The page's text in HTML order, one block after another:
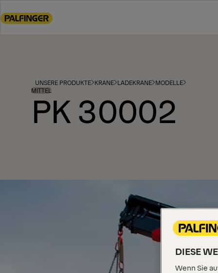
to
UNSERE PRODUKTE KRANE LADEKRANE MODELLE
MITTEL
PK 30002
DIESE
Wenn Sie